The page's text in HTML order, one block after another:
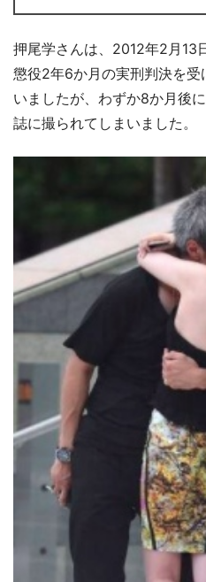
押尾学さんは、2012年2月13
懲役2年6か月の実刑判決を
いましたが、わずか8か月後
誌に撮られてしまいました。